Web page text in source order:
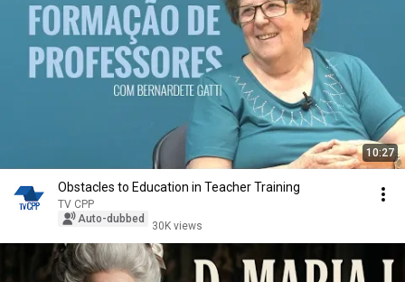
10:27
Obstacles to Education in Teacher Training
TV CPP
Auto-dubbed
30K views